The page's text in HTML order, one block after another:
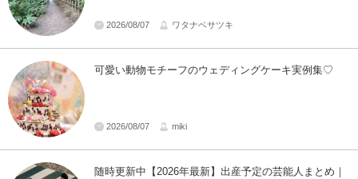
2026/08/07 ワタナベサツキ
可愛い動物モチーフのウェディングケーキ実例集♡
2026/08/07 miki
随時更新中【2026年最新】出産予定の芸能人まとめ｜